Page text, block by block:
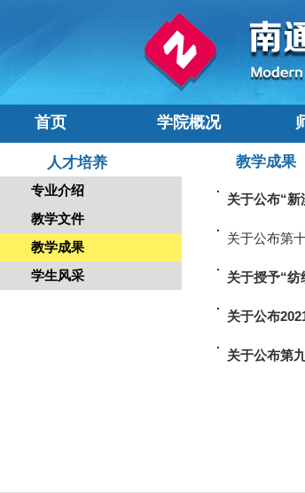
首页 学院概况
人才培养
专业介绍
教学文件
教学成果
学生风采
教学成果
关于公布“
关于公布第
关于授予“
关于公布
关于公布第